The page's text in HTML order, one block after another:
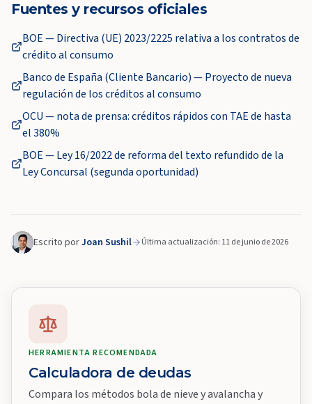
Fuentes y recursos oficiales
BOE — Directiva (UE) 2023/2225 relativa a los contratos de
crédito al consumo
Banco de España (Cliente Bancario) — Proyecto de nueva
regulación de los créditos al consumo
OCU — nota de prensa: créditos rápidos con TAE de hasta
el 380%
BOE — Ley 16/2022 de reforma del texto refundido de la
Ley Concursal (segunda oportunidad)
Escrito porJoan Sushil Última actualización: 11 de junio de 2026
HERRAMIENTA RECOMENDADA
Calculadora de deudas
Compara los métodos bola de nieve y avalancha y